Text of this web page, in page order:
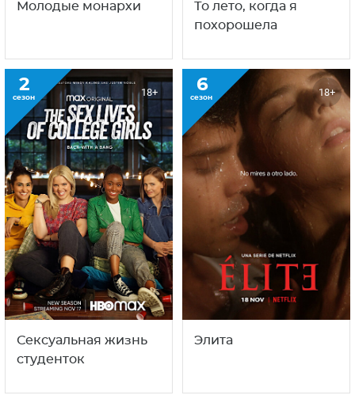
Молодые монархи
То лето, когда я
похорошела
2
сезон 18+
Сексуальная жизнь
студенток
6
сезон 18+
Элита